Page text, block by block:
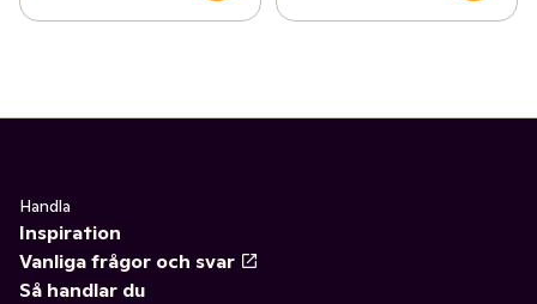
Handla
Inspiration
Vanliga frågor och svar
Så handlar du